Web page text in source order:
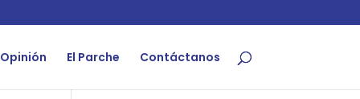
Opinión El Parche Contáctanos